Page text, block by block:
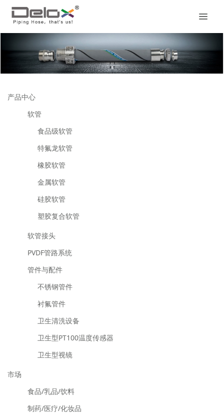
产品中心
软管
食品级软管
特氟龙软管
橡胶软管
金属软管
硅胶软管
塑胶复合软管
软管接头
PVDF管路系统
管件与配件
不锈钢管件
衬氟管件
卫生清洗设备
卫生型PT100温度传感器
卫生型视镜
市场
食品/乳品/饮料
制药/医疗/化妆品